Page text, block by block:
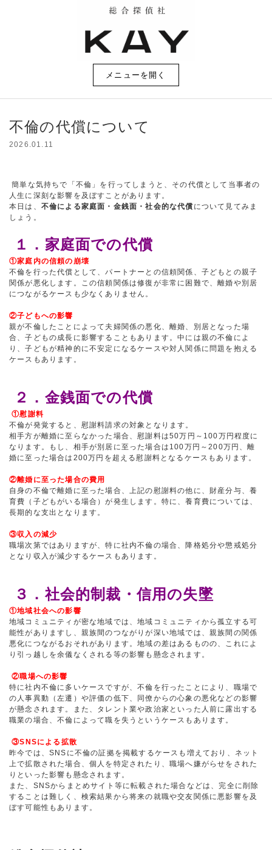
メニューを開く
不倫の代償について
2026.01.11
簡単な気持ちで「不倫」を行ってしまうと、その代償として当事者の
人生に深刻な影響を及ぼすことがあります。
本日は、 不倫による家庭面・金銭面・社会的な代償 について見てみま
しょう。
１．家庭面での代償
①家庭内の信頼の崩壊
不倫を行った代償として、パートナーとの信頼関係、子どもとの親子
関係が悪化します。この信頼関係は修復が非常に困難で、離婚や別居
につながるケースも少なくありません。
②子どもへの影響
親が不倫したことによって夫婦関係の悪化、離婚、別居となった場
合、子どもの成長に影響することもあります。中には親の不倫によ
り、子どもが精神的に不安定になるケースや対人関係に問題を抱える
ケースもあります。
２．金銭面での代償
①慰謝料
不倫が発覚すると、慰謝料請求の対象となります。
相手方が離婚に至らなかった場合、慰謝料は50万円～100万円程度に
なります。もし、相手が別居に至った場合は100万円～200万円、離
婚に至った場合は200万円を超える慰謝料となるケースもあります。
②離婚に至った場合の費用
自身の不倫で離婚に至った場合、上記の慰謝料の他に、財産分与、養
育費（子どもがいる場合）が発生します。特に、養育費については、
長期的な支出となります。
③収入の減少
職場次第ではありますが、特に社内不倫の場合、降格処分や懲戒処分
となり収入が減少するケースもあります。
３．社会的制裁・信用の失墜
①地域社会への影響
地域コミュニティが密な地域では、地域コミュニティから孤立する可
能性がありますし、親族間のつながりが深い地域では、親族間の関係
悪化につながるおそれがあります。地域の差はあるものの、これによ
り引っ越しを余儀なくされる等の影響も懸念されます。
②職場への影響
特に社内不倫に多いケースですが、不倫を行ったことにより、職場で
の人事異動（左遷）や評価の低下、同僚からの心象の悪化などの影響
が懸念されます。また、タレント業や政治家といった人前に露出する
職業の場合、不倫によって職を失うというケースもあります。
③SNSによる拡散
昨今では、SNSに不倫の証拠を掲載するケースも増えており、ネット
上で拡散された場合、個人を特定されたり、職場へ嫌がらせをされた
りといった影響も懸念されます。
また、SNSからまとめサイト等に転載された場合などは、完全に削除
することは難しく、検索結果から将来の就職や交友関係に悪影響を及
ぼす可能性もあります。